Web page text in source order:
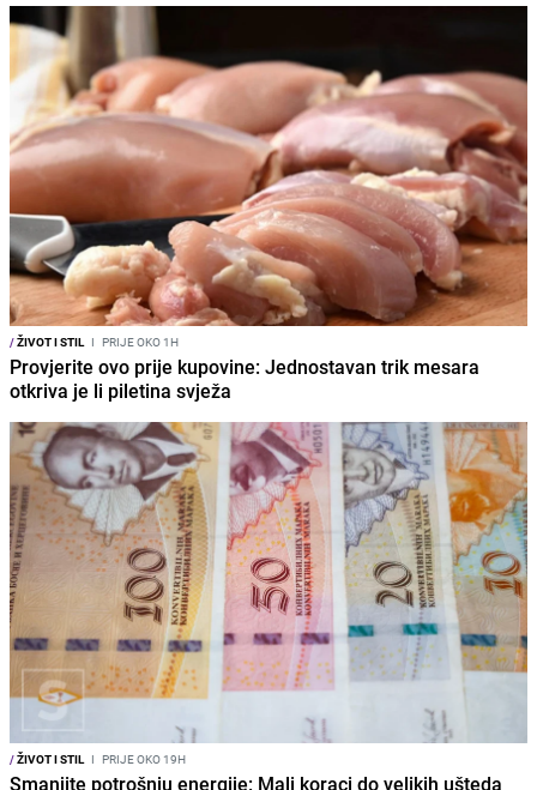
/ŽIVOT I STIL I PRIJE OKO 1H
Provjerite ovo prije kupovine: Jednostavan trik mesara
otkriva je li piletina svježa
/ŽIVOT I STIL I PRIJE OKO 19H
Smanjite potrošnju energije: Mali koraci do velikih ušteda